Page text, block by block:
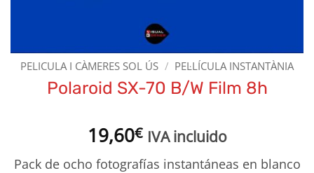
PELICULA I CÀMERES SOL ÚS / PEL·LÍCULA INSTANTÀNIA
Polaroid SX-70 B/W Film 8h
19,60€ IVA incluido
Pack de ocho fotografías instantáneas en blanco